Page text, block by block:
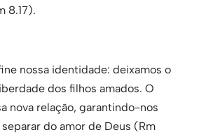
8.17).
nossa identidade: deixamos o
dos filhos amados. O
nova relação, garantindo-nos
do amor de Deus (Rm